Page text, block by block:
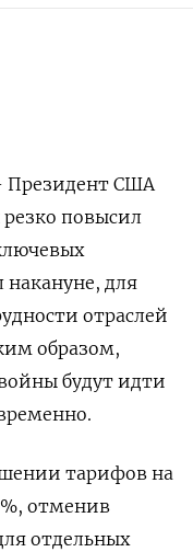
Президент США
повысил
накануне, для
отраслей
образом,
будут идти
тарифов на
отменив
отдельных